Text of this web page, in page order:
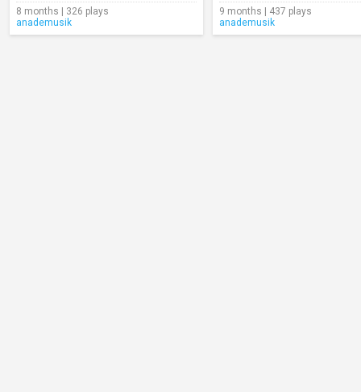
8 months | 326 plays
anademusik
9 months | 437 plays
anademusik